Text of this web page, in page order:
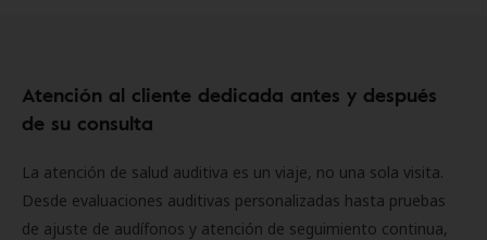
Atención al cliente dedicada antes y después
de su consulta
La atención de salud auditiva es un viaje, no una sola visita.
Desde evaluaciones auditivas personalizadas hasta pruebas
de ajuste de audífonos y atención de seguimiento continua,